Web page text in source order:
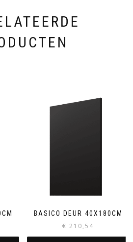
BASICO DEUR 40X180CM
€ 210,54